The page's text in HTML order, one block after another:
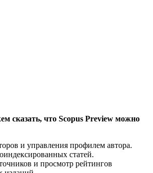
сказать, что Scopus Preview можно
и управления профилем автора.
статей.
и просмотр рейтингов